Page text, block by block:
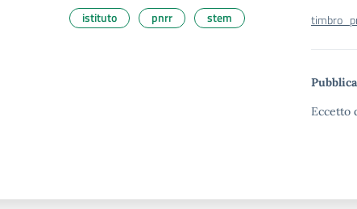
Eccetto
istituto pnrr stem